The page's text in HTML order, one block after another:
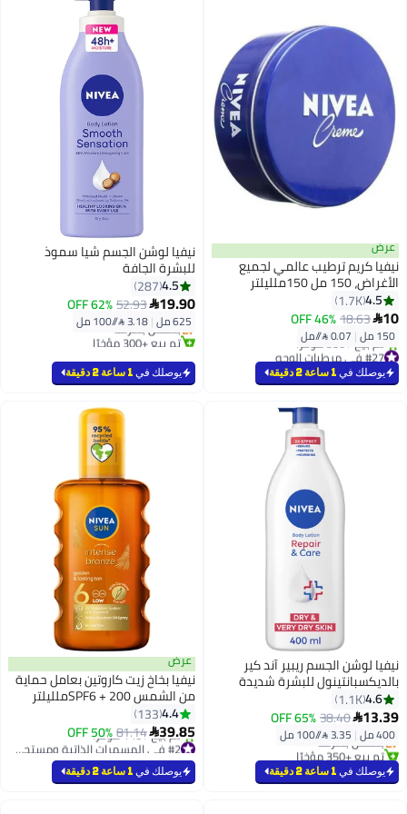
عرض
نيفيا كريم ترطيب عالمي لجميع
الأغراض، 150 مل 150ملليلتر
4.5
1.7K
10
18.63
46% OFF
150 مل |
#27 في مرطبات الوجه
بتخلّص بسرعة
تم بيع +580 مؤخرًا
يوصلك في 1 ساعة 2 دقيقة
نيفيا لوشن الجسم شيا سموذ
للبشرة الجافة
4.5
287
19.90
52.93
62% OFF
625 مل |
#28 في كريمات ولوشن الجسم
توصيل مجاني
بتخلّص بسرعة
تم بيع +300 مؤخرًا
#28 في كريمات ولوشن الجسم
يوصلك في 1 ساعة 2 دقيقة
نيفيا لوشن الجسم ريبير آند كير
بالديكسبانتينول للبشرة شديدة
الجفاف 400ملليلتر
4.6
1.1K
13.39
38.40
65% OFF
400 مل |
#6 في الجسم
أقل سعر في 7 يوم
بتخلّص بسرعة
تم بيع +350 مؤخرًا
#6 في الجسم
يوصلك في 1 ساعة 2 دقيقة
عرض
نيفيا بخاخ زيت كاروتين بعامل حماية
من الشمس SPF6 + 200ملليلتر
4.4
133
39.85
81.14
50% OFF
بتخلّص بسرعة
تم بيع +140 مؤخرًا
يوصلك في 1 ساعة 2 دقيقة